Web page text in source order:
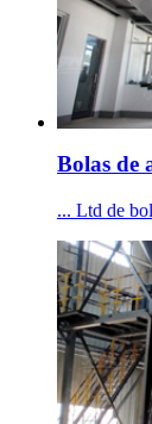
Bolas de
... Ltd de